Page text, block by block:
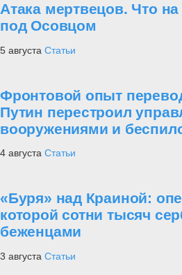
Атака мертвецов. Что
под Осовцом
5 августа Статьи
Фронтовой опыт
Путин перестроил
вооружениями и
4 августа Статьи
«Буря» над Краиной:
которой сотни тысяч
беженцами
3 августа Статьи